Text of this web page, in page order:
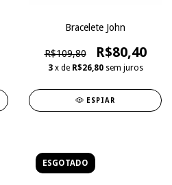
Bracelete John
R$109,80 R$80,40
3 x de R$26,80 sem juros
ESPIAR
ESGOTADO